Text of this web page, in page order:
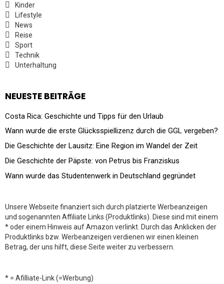
Kinder
Lifestyle
News
Reise
Sport
Technik
Unterhaltung
NEUESTE BEITRÄGE
Costa Rica: Geschichte und Tipps für den Urlaub
Wann wurde die erste Glücksspiellizenz durch die GGL vergeben?
Die Geschichte der Lausitz: Eine Region im Wandel der Zeit
Die Geschichte der Päpste: von Petrus bis Franziskus
Wann wurde das Studentenwerk in Deutschland gegründet
Unsere Webseite finanziert sich durch platzierte Werbeanzeigen
und sogenannten Affiliate Links (Produktlinks). Diese sind mit einem
* oder einem Hinweis auf Amazon verlinkt. Durch das Anklicken der
Produktlinks bzw. Werbeanzeigen verdienen wir einen kleinen
Betrag, der uns hilft, diese Seite weiter zu verbessern.
* = Afilliate-Link (=Werbung)